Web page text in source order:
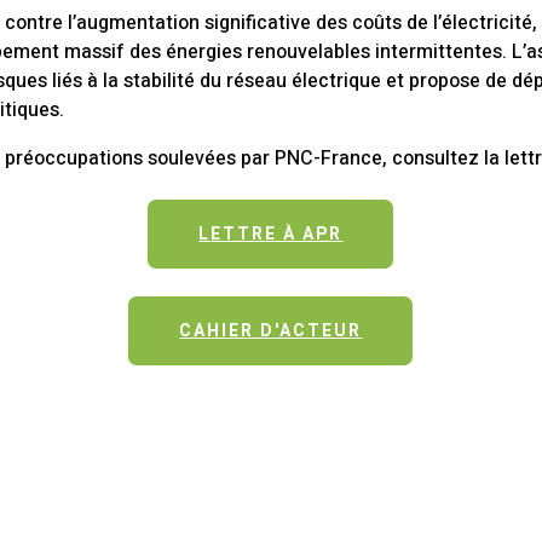
l’augmentation significative des coûts de
massif des énergies renouvelables intermittentes.
liés à la stabilité du réseau électrique et propose de
soulevées par PNC-France, consultez la
LETTRE À APR
CAHIER D'ACTEUR